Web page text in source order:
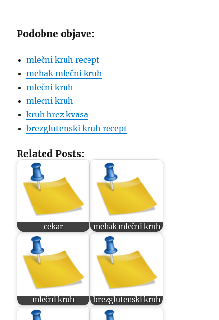
Podobne objave:
mlečni kruh recept
mehak mlečni kruh
mlečni kruh
mlecni kruh
kruh brez kvasa
brezglutenski kruh recept
Related Posts:
cekar mehak mlečni kruh
mlečni kruh brezglutenski kruh